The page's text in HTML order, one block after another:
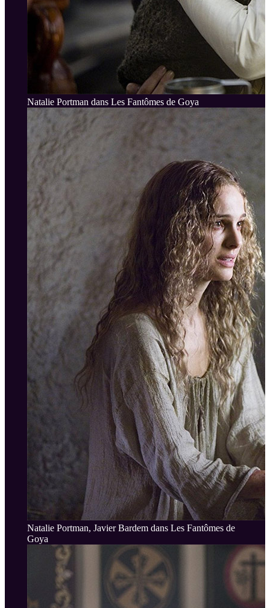
Natalie Portman dans Les Fantômes de Goya
Natalie Portman, Javier Bardem dans Les Fantômes de
Goya